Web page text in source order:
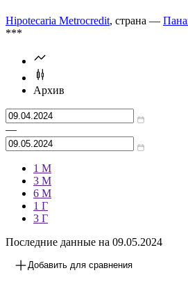
Hipotecaria Metrocredit, страна —
***
Архив
—
1 М
3 М
6 М
1 Г
3 Г
Последние данные на 09.05.2024
Добавить для сравнения